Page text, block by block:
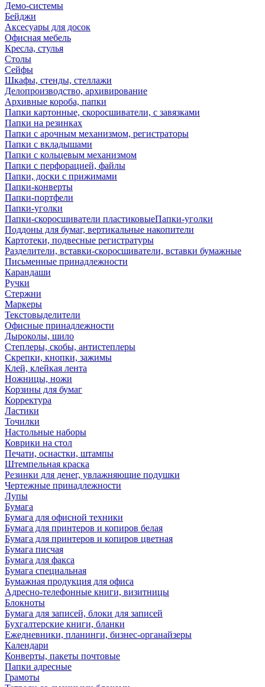
Демо-системы
Бейджи
Аксесуары для досок
Офисная мебель
Кресла, стулья
Столы
Сейфы
Шкафы, стенды, стеллажи
Делопроизводство, архивирование
Архивные короба, папки
Папки картонные, скоросшиватели, с завязками
Папки на резинках
Папки с арочным механизмом, регистраторы
Папки с вкладышами
Папки с кольцевым механизмом
Папки с перфорацией, файлы
Папки, доски с прижимами
Папки-конверты
Папки-портфели
Папки-уголки
Папки-скоросшиватели пластиковыеПапки-уголки
Поддоны для бумаг, вертикальные накопители
Картотеки, подвесные регистратуры
Разделители, вставки-скоросшиватели, вставки бумажные
Письменные принадлежности
Карандаши
Ручки
Стержни
Маркеры
Текстовыделители
Офисные принадлежности
Дыроколы, шило
Степлеры, скобы, антистеплеры
Скрепки, кнопки, зажимы
Клей, клейкая лента
Ножницы, ножи
Корзины для бумаг
Корректура
Ластики
Точилки
Настольные наборы
Коврики на стол
Печати, оснастки, штампы
Штемпельная краска
Резинки для денег, увлажняющие подушки
Чертежные принадлежности
Лупы
Бумага
Бумага для офисной техники
Бумага для принтеров и копиров белая
Бумага для принтеров и копиров цветная
Бумага писчая
Бумага для факса
Бумага специальная
Бумажная продукция для офиса
Адресно-телефонные книги, визитницы
Блокноты
Бумага для записей, блоки для записей
Бухгалтерские книги, бланки
Ежедневники, планинги, бизнес-органайзеры
Календари
Конверты, пакеты почтовые
Папки адресные
Грамоты